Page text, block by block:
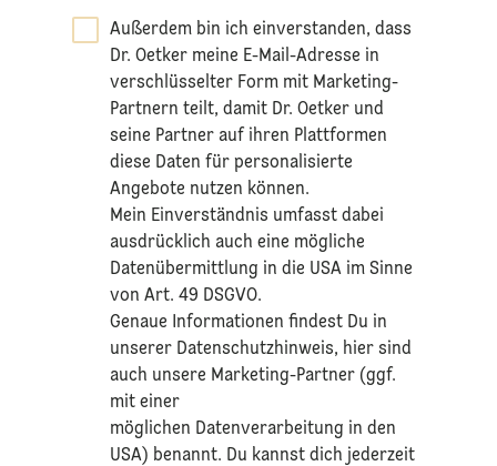
Außerdem bin ich einverstanden, dass
Dr. Oetker meine E-Mail-Adresse in
verschlüsselter Form mit Marketing-
Partnern teilt, damit Dr. Oetker und
seine Partner auf ihren Plattformen
diese Daten für personalisierte
Angebote nutzen können.
Mein Einverständnis umfasst dabei
ausdrücklich auch eine mögliche
Datenübermittlung in die USA im Sinne
von Art. 49 DSGVO.​
​Genaue Informationen findest Du in
unserer Datenschutzhinweis, hier sind
auch unsere Marketing-Partner (ggf.
mit einer
möglichen Datenverarbeitung in den
USA) benannt. Du kannst dich jederzeit